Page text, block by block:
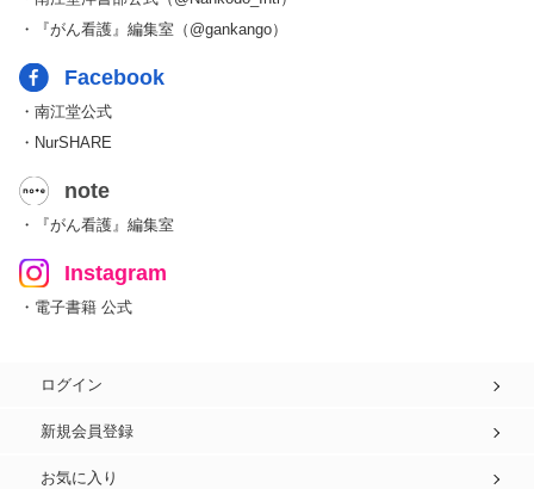
・『がん看護』編集室（@gankango）
Facebook
・南江堂公式
・NurSHARE
note
・『がん看護』編集室
Instagram
・電子書籍 公式
ログイン
新規会員登録
お気に入り